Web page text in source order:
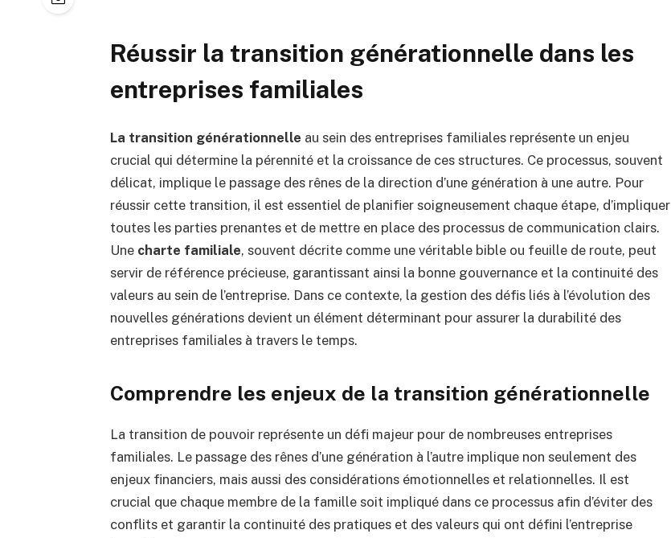
Réussir la transition générationnelle dans les
entreprises familiales
La transition générationnelle au sein des entreprises familiales représente un enjeu
crucial qui détermine la pérennité et la croissance de ces structures. Ce processus, souvent
délicat, implique le passage des rênes de la direction d’une génération à une autre. Pour
réussir cette transition, il est essentiel de planifier soigneusement chaque étape, d’impliquer
toutes les parties prenantes et de mettre en place des processus de communication clairs.
Une charte familiale, souvent décrite comme une véritable bible ou feuille de route, peut
servir de référence précieuse, garantissant ainsi la bonne gouvernance et la continuité des
valeurs au sein de l’entreprise. Dans ce contexte, la gestion des défis liés à l’évolution des
nouvelles générations devient un élément déterminant pour assurer la durabilité des
entreprises familiales à travers le temps.
Comprendre les enjeux de la transition générationnelle
La transition de pouvoir représente un défi majeur pour de nombreuses entreprises
familiales. Le passage des rênes d’une génération à l’autre implique non seulement des
enjeux financiers, mais aussi des considérations émotionnelles et relationnelles. Il est
crucial que chaque membre de la famille soit impliqué dans ce processus afin d’éviter des
conflits et garantir la continuité des pratiques et des valeurs qui ont défini l’entreprise